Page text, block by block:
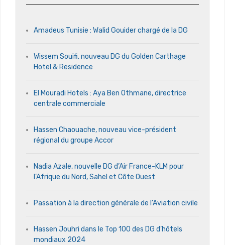
Amadeus Tunisie : Walid Gouider chargé de la DG
Wissem Souifi, nouveau DG du Golden Carthage
Hotel & Residence
El Mouradi Hotels : Aya Ben Othmane, directrice
centrale commerciale
Hassen Chaouache, nouveau vice-président
régional du groupe Accor
Nadia Azale, nouvelle DG d’Air France-KLM pour
l’Afrique du Nord, Sahel et Côte Ouest
Passation à la direction générale de l’Aviation civile
Hassen Jouhri dans le Top 100 des DG d’hôtels
mondiaux 2024